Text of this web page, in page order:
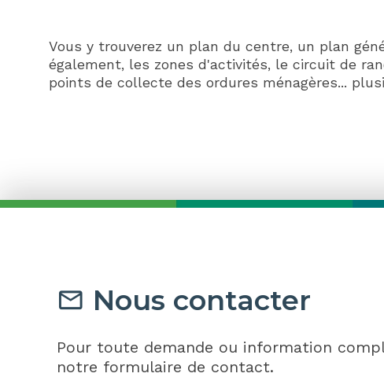
Vous y trouverez un plan du centre, un plan
également, les zones d'activités, le circuit de
points de collecte des ordures ménagères...
Nous contacter
Pour toute demande ou information
notre formulaire de contact.